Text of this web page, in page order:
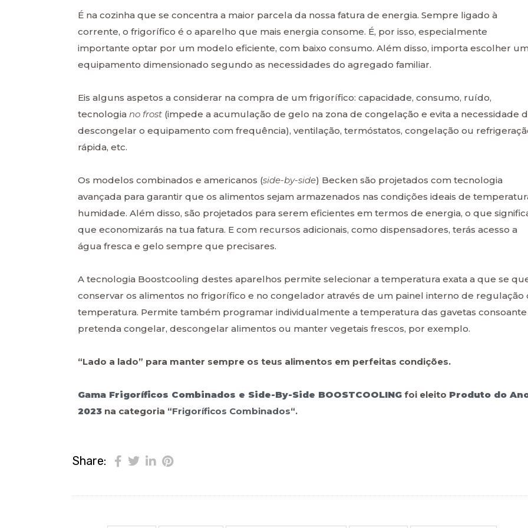
É na cozinha que se concentra a maior parcela da nossa fatura de energia. Sempre ligado à
corrente, o frigorífico é o aparelho que mais energia consome. É, por isso, especialmente
importante optar por um modelo eficiente, com baixo consumo. Além disso, importa escolher um
equipamento dimensionado segundo as necessidades do agregado familiar.
Eis alguns aspetos a considerar na compra de um frigorífico: capacidade, consumo, ruído,
tecnologia no frost (impede a acumulação de gelo na zona de congelação e evita a necessidade
descongelar o equipamento com frequência), ventilação, termóstatos, congelação ou
rápida, etc.
Os modelos combinados e americanos (side-by-side) Becken são projetados com tecnologia
avançada para garantir que os alimentos sejam armazenados nas condições ideais de
humidade. Além disso, são projetados para serem eficientes em termos de energia, o que
que economizarás na tua fatura. E com recursos adicionais, como dispensadores, terás acesso a
água fresca e gelo sempre que precisares.
A tecnologia Boostcooling destes aparelhos permite selecionar a temperatura exata a que se
conservar os alimentos no frigorífico e no congelador através de um painel interno de regulação
temperatura. Permite também programar individualmente a temperatura das gavetas consoante
pretenda congelar, descongelar alimentos ou manter vegetais frescos, por exemplo.
“Lado a lado” para manter sempre os teus alimentos em perfeitas condições.
Gama Frigoríficos Combinados e Side-By-Side BOOSTCOOLING foi eleito Produto do
2023 na categoria “Frigoríficos Combinados“.
Share: